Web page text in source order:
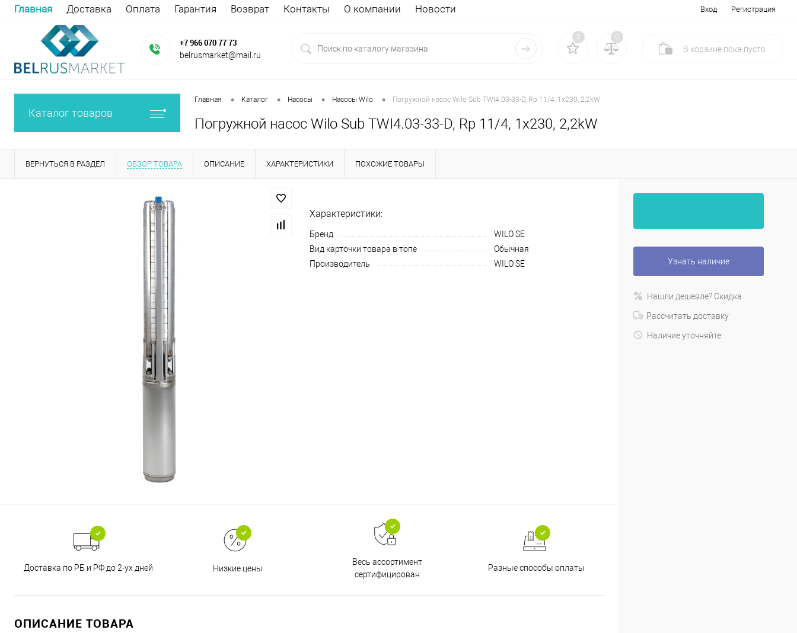
Главная Доставка Оплата Гарантия Возврат Контакты О компании Новости Вход Регистрация
+7 966 070 77 73
belrusmarket@mail.ru
0 0
В корзине пока пусто
Каталог товаров
Главная • Каталог • Насосы • Насосы Wilo • Погружной насос Wilo Sub TWI4.03-33-D, Rp 11/4, 1x230, 2,2kW
Погружной насос Wilo Sub TWI4.03-33-D, Rp 11/4, 1x230, 2,2kW
ВЕРНУТЬСЯ В РАЗДЕЛ ОБЗОР ТОВАРА ОПИСАНИЕ ХАРАКТЕРИСТИКИ ПОХОЖИЕ ТОВАРЫ
Характеристики:
Бренд
WILO SE
Вид карточки товара в топе
Обычная
Производитель
WILO SE
Доставка по РБ и РФ до 2-ух дней Низкие цены
Весь ассортимент
сертифицирован
Разные способы оплаты
ОПИСАНИЕ ТОВАРА
Узнать наличие
Нашли дешевле? Скидка
Рассчитать доставку
Наличие уточняйте